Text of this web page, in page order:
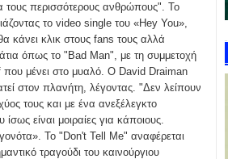
τους περισσότερους ανθρώπους". Το
το video single του «Hey You»,
κάνει κλικ στους fans τους αλλά
όπως το "Bad Man", με τη συμμετοχή
μένει στο μυαλό. Ο David Draiman
στον πλανήτη, λέγοντας. "Δεν λείπουν
τους και με ένα ανεξέλεγκτο
είναι μοιραίες για κάποιους.
Το "Don't Tell Me" αναφέρεται
τραγούδι του καινούργιου